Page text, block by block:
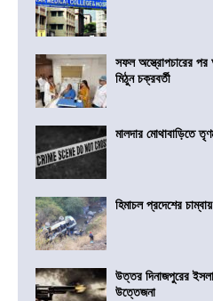
সফল অস্ত্রোপচারের
মিঠুন চক্রবর্তী
মালদার মোথাবাড়িতে
হিমাচল প্রদেশের
উত্তর দিনাজপুরের
উত্তেজনা